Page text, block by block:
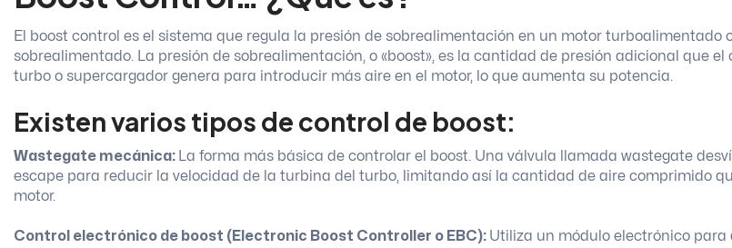
El boost control es el sistema que regula la presión de sobrealimentación en un motor turboalimentado
sobrealimentado. La presión de sobrealimentación, o «boost», es la cantidad de presión adicional que el
turbo o supercargador genera para introducir más aire en el motor, lo que aumenta su potencia.
Existen varios tipos de control de boost:
Wastegate mecánica: La forma más básica de controlar el boost. Una válvula llamada wastegate
escape para reducir la velocidad de la turbina del turbo, limitando así la cantidad de aire comprimido
motor.
Control electrónico de boost (Electronic Boost Controller o EBC): Utiliza un módulo electrónico para